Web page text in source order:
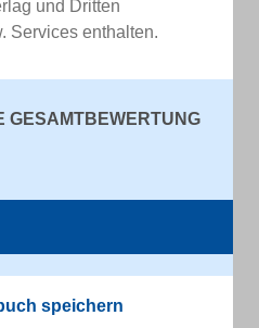
und Dritten
Services enthalten.
GESAMTBEWERTUNG
speichern